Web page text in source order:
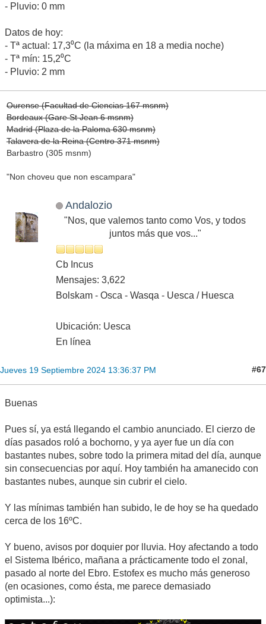
- Pluvio: 0 mm
Datos de hoy:
- Tª actual: 17,3⁰C (la máxima en 18 a media noche)
- Tª mín: 15,2⁰C
- Pluvio: 2 mm
Ourense (Facultad de Ciencias 167 msnm)
Bordeaux (Gare St Jean 6 msnm)
Madrid (Plaza de la Paloma 630 msnm)
Talavera de la Reina (Centro 371 msnm)
Barbastro (305 msnm)
"Non choveu que non escampara"
Andalozio
"Nos, que valemos tanto como Vos, y todos
juntos más que vos..."
Cb Incus
Mensajes: 3,622
Bolskam - Osca - Wasqa - Uesca / Huesca
Ubicación: Uesca
En línea
Jueves 19 Septiembre 2024 13:36:37 PM #67
Buenas
Pues sí, ya está llegando el cambio anunciado. El cierzo de
días pasados roló a bochorno, y ya ayer fue un día con
bastantes nubes, sobre todo la primera mitad del día, aunque
sin consecuencias por aquí. Hoy también ha amanecido con
bastantes nubes, aunque sin cubrir el cielo.
Y las mínimas también han subido, le de hoy se ha quedado
cerca de los 16ºC.
Y bueno, avisos por doquier por lluvia. Hoy afectando a todo
el Sistema Ibérico, mañana a prácticamente todo el zonal,
pasado al norte del Ebro. Estofex es mucho más generoso
(en ocasiones, como ésta, me parece demasiado
optimista...):